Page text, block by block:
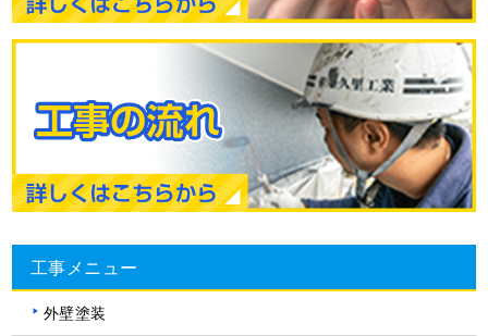
工事メニュー
外壁塗装